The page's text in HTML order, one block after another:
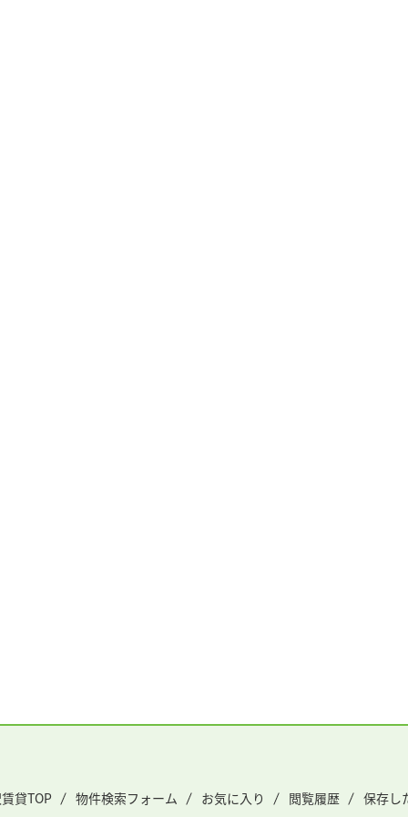
貸TOP 物件検索フォーム お気に入り 閲覧履歴 保存し